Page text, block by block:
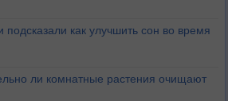
подсказали как улучшить сон во время
ли комнатные растения очищают